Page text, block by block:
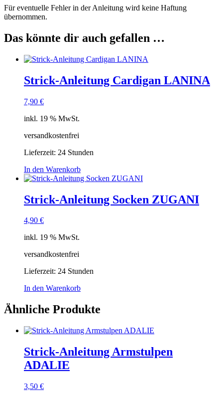
Für eventuelle Fehler in der Anleitung wird keine Haftung
übernommen.
Das könnte dir auch gefallen …
Strick-Anleitung Cardigan LANINA
7,90 €
inkl. 19 % MwSt.
versandkostenfrei
Lieferzeit: 24 Stunden
In den Warenkorb
Strick-Anleitung Socken ZUGANI
4,90 €
inkl. 19 % MwSt.
versandkostenfrei
Lieferzeit: 24 Stunden
In den Warenkorb
Ähnliche Produkte
Strick-Anleitung Armstulpen
ADALIE
3,50 €